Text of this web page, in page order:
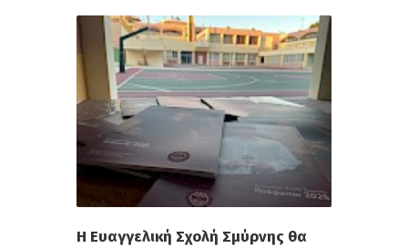
Η Ευαγγελική Σχολή Σμύρνης θα